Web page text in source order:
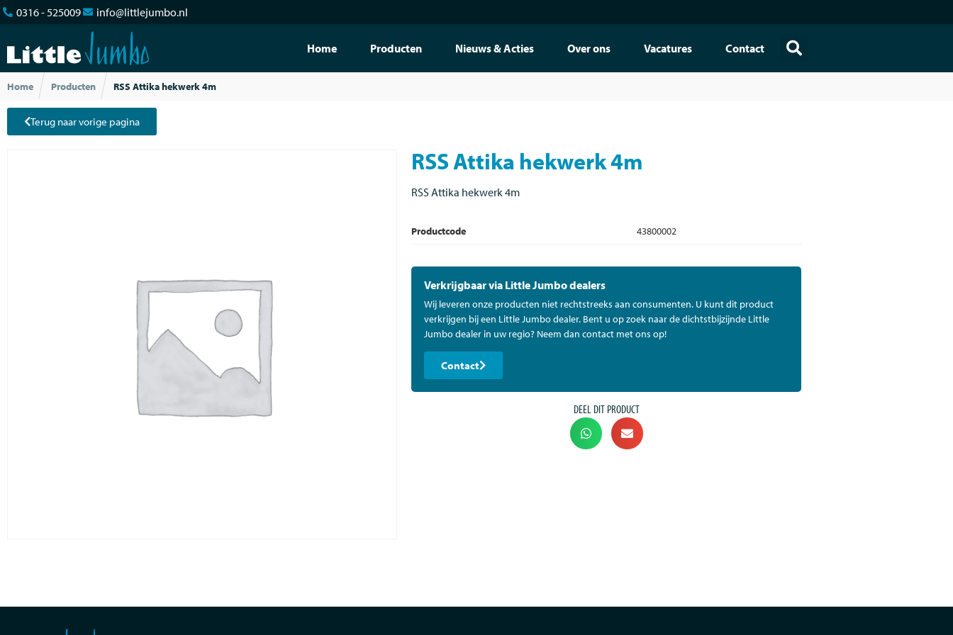
0316 - 525009 info@littlejumbo.nl
Home Producten Nieuws & Acties Over ons Vacatures Contact
Home Producten RSS Attika hekwerk 4m
Terug naar vorige pagina
RSS Attika hekwerk 4m
RSS Attika hekwerk 4m
Productcode 43800002
Verkrijgbaar via Little Jumbo dealers
Wij leveren onze producten niet rechtstreeks aan consumenten. U kunt dit product
verkrijgen bij een Little Jumbo dealer. Bent u op zoek naar de dichtstbijzijnde Little
Jumbo dealer in uw regio? Neem dan contact met ons op!
Contact
DEEL DIT PRODUCT